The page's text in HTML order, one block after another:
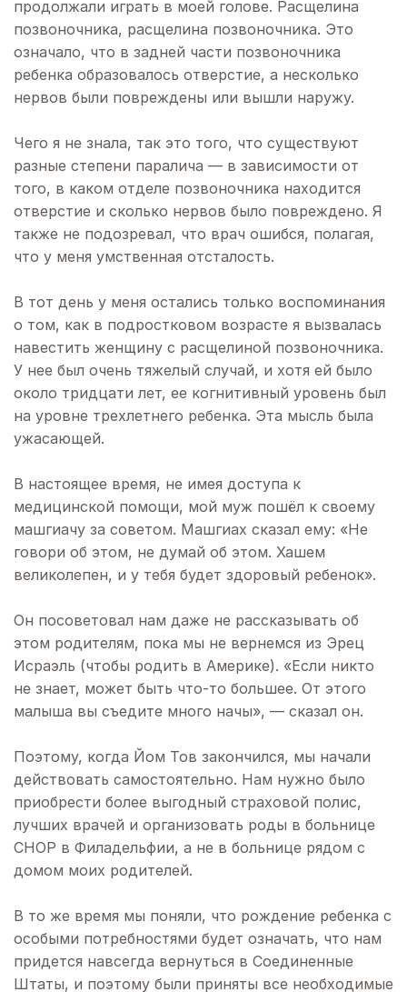
продолжали играть в моей голове. Расщелина
позвоночника, расщелина позвоночника. Это
означало, что в задней части позвоночника
ребенка образовалось отверстие, а несколько
нервов были повреждены или вышли наружу.
Чего я не знала, так это того, что существуют
разные степени паралича — в зависимости от
того, в каком отделе позвоночника находится
отверстие и сколько нервов было повреждено. Я
также не подозревал, что врач ошибся, полагая,
что у меня умственная отсталость.
В тот день у меня остались только воспоминания
о том, как в подростковом возрасте я вызвалась
навестить женщину с расщелиной позвоночника.
У нее был очень тяжелый случай, и хотя ей было
около тридцати лет, ее когнитивный уровень был
на уровне трехлетнего ребенка. Эта мысль была
ужасающей.
В настоящее время, не имея доступа к
медицинской помощи, мой муж пошёл к своему
машгиачу за советом. Машгиах сказал ему: «Не
говори об этом, не думай об этом. Хашем
великолепен, и у тебя будет здоровый ребенок».
Он посоветовал нам даже не рассказывать об
этом родителям, пока мы не вернемся из Эрец
Исраэль (чтобы родить в Америке). «Если никто
не знает, может быть что-то большее. От этого
малыша вы съедите много начы», — сказал он.
Поэтому, когда Йом Тов закончился, мы начали
действовать самостоятельно. Нам нужно было
приобрести более выгодный страховой полис,
лучших врачей и организовать роды в больнице
CHOP в Филадельфии, а не в больнице рядом с
домом моих родителей.
В то же время мы поняли, что рождение ребенка с
особыми потребностями будет означать, что нам
придется навсегда вернуться в Соединенные
Штаты, и поэтому были приняты все необходимые